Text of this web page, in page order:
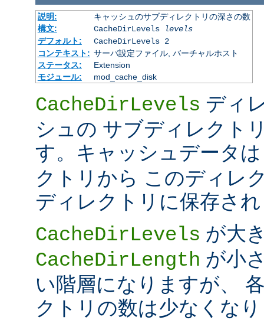
説明:
キャッシュのサブディレクトリの深さの数
構文:
CacheDirLevels
levels
デフォルト:
CacheDirLevels 2
コンテキスト: サーバ設定ファイル, バーチャルホスト
ステータス:
Extension
モジュール:
mod_cache_disk
CacheDirLevels ディ
シュの サブディレクト
す。キャッシュデータ
クトリから このディレ
ディレクトリに保存さ
CacheDirLevels が大
CacheDirLength が小
い階層になりますが、
クトリの数は少なくな